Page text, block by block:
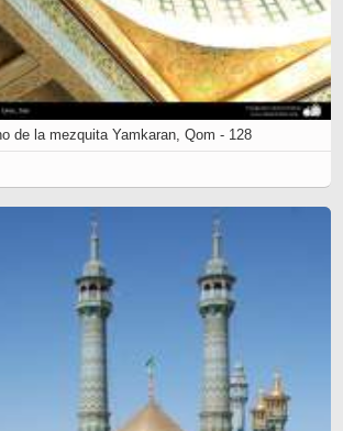
de la mezquita Yamkaran, Qom - 128